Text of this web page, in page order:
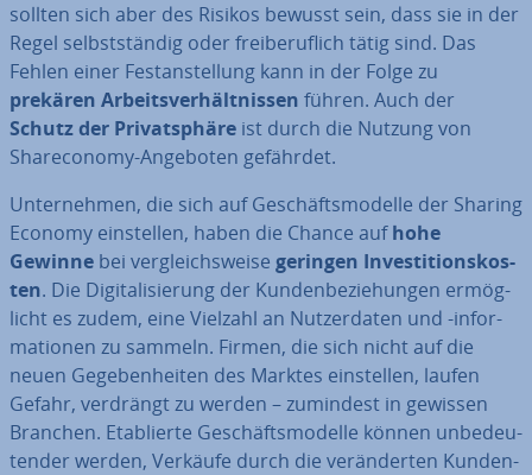
sollten sich aber des Risikos bewusst sein, dass sie in der
Regel selbst­stän­dig oder frei­be­ruf­lich tätig sind. Das
Fehlen einer Fest­an­stel­lung kann in der Folge zu
prekären Ar­beits­ver­hält­nis­sen führen. Auch der
Schutz der Pri­vat­sphä­re ist durch die Nutzung von
Share­co­no­my-Angeboten gefährdet.
Un­ter­neh­men, die sich auf Ge­schäfts­mo­del­le der Sharing
Economy ein­stel­len, haben die Chance aufhohe
Gewinne bei ver­gleichs­wei­se geringen In­ves­ti­ti­ons­kos­
ten. Die Di­gi­ta­li­sie­rung der Kun­den­be­zie­hun­gen er­mög­
licht es zudem, eine Vielzahl an Nut­zer­da­ten und -in­for­
ma­tio­nen zu sammeln. Firmen, die sich nicht auf die
neuen Ge­ge­ben­hei­ten des Marktes ein­stel­len, laufen
Gefahr, verdrängt zu werden – zumindest in gewissen
Branchen. Eta­blier­te Ge­schäfts­mo­del­le können un­be­deu­
ten­der werden, Verkäufe durch die ver­än­der­ten Kun­den­